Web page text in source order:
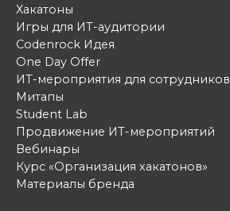
Хакатоны
Игры для ИТ-аудитории
Codenrock Идея
One Day Offer
ИТ-мероприятия для сотрудников
Митапы
Student Lab
Продвижение ИТ-мероприятий
Вебинары
Курс «Организация хакатонов»
Материалы бренда